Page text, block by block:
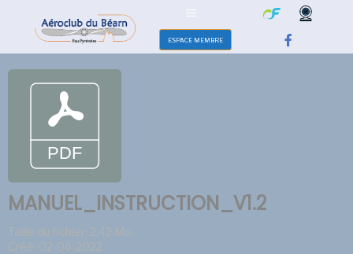
ESPACE MEMBRE
MANUEL_INSTRUCTION_V1.2
Taille du fichier: 2.42 Mo
Créé: 02-06-2022